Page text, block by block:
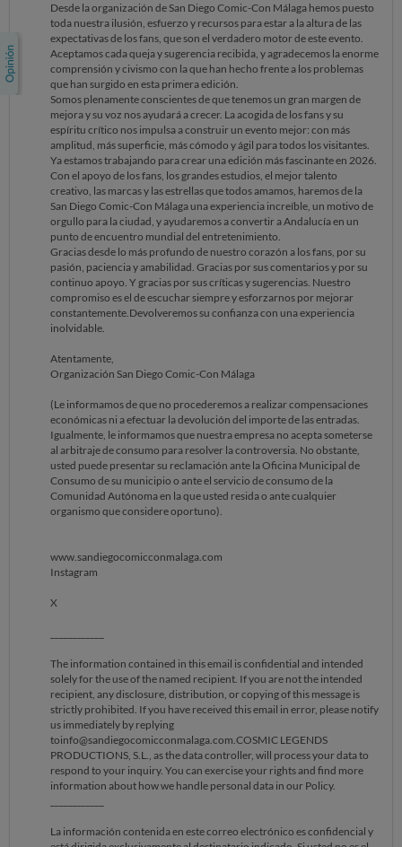
Desde la organización de San Diego Comic-Con Málaga hemos puesto
toda nuestra ilusión, esfuerzo y recursos para estar a la altura de las
expectativas de los fans, que son el verdadero motor de este evento.
Aceptamos cada queja y sugerencia recibida, y agradecemos la enorme
comprensión y civismo con la que han hecho frente a los problemas
que han surgido en esta primera edición.
Somos plenamente conscientes de que tenemos un gran margen de
mejora y su voz nos ayudará a crecer. La acogida de los fans y su
espíritu crítico nos impulsa a construir un evento mejor: con más
amplitud, más superficie, más cómodo y ágil para todos los visitantes.
Ya estamos trabajando para crear una edición más fascinante en 2026.
Con el apoyo de los fans, los grandes estudios, el mejor talento
creativo, las marcas y las estrellas que todos amamos, haremos de la
San Diego Comic-Con Málaga una experiencia increíble, un motivo de
orgullo para la ciudad, y ayudaremos a convertir a Andalucía en un
punto de encuentro mundial del entretenimiento.
Gracias desde lo más profundo de nuestro corazón a los fans, por su
pasión, paciencia y amabilidad. Gracias por sus comentarios y por su
continuo apoyo. Y gracias por sus críticas y sugerencias. Nuestro
compromiso es el de escuchar siempre y esforzarnos por mejorar
constantemente.Devolveremos su confianza con una experiencia
inolvidable.
Atentamente,
Organización San Diego Comic-Con Málaga
(Le informamos de que no procederemos a realizar compensaciones
económicas ni a efectuar la devolución del importe de las entradas.
Igualmente, le informamos que nuestra empresa no acepta someterse
al arbitraje de consumo para resolver la controversia. No obstante,
usted puede presentar su reclamación ante la Oficina Municipal de
Consumo de su municipio o ante el servicio de consumo de la
Comunidad Autónoma en la que usted resida o ante cualquier
organismo que considere oportuno).
www.sandiegocomicconmalaga.com
Instagram
X
The information contained in this email is confidential and intended
solely for the use of the named recipient. If you are not the intended
recipient, any disclosure, distribution, or copying of this message is
strictly prohibited. If you have received this email in error, please notify
us immediately by replying
toinfo@sandiegocomicconmalaga.com.COSMIC LEGENDS
PRODUCTIONS, S.L., as the data controller, will process your data to
respond to your inquiry. You can exercise your rights and find more
information about how we handle personal data in our Policy.
La información contenida en este correo electrónico es confidencial y